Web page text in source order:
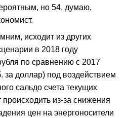
но 54, думаю,
исходит из других
в 2018 году
по сравнению с 2017
за доллар) под воздействием
сальдо счета текущих
из-за снижения
цен на энергоносители